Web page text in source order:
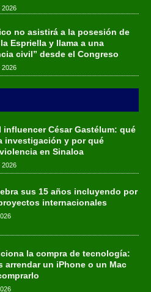
2026
no asistirá a la posesión de
Espriella y llama a una
civil” desde el Congreso
2026
influencer César Gastélum: qué
investigación y por qué
en Sinaloa
2026
sus 15 años incluyendo por
internacionales
la compra de tecnología:
arrendar un iPhone o un Mac